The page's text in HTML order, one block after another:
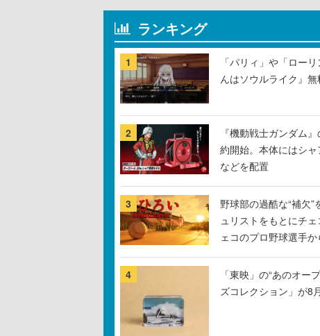
ランキング
1
「パリィ」や「ロー
んはソウルライク』
2
『機動戦士ガンダム
約開始。本体にはシ
などを配置
3
野球部の過酷な“補欠
ュリストをもとにチ
ェコのプロ野球選手
4
「東映」の“あのオ
ズコレクション」が8